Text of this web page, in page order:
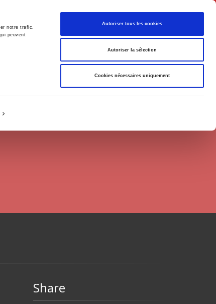
notre trafic.
peuvent
Autoriser tous les cookies
Autoriser la sélection
Cookies nécessaires uniquement
English
Share